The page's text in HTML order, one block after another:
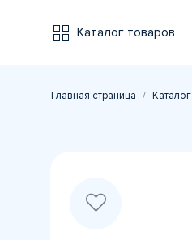
Каталог товаров
Главная страница Каталог